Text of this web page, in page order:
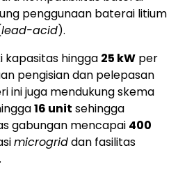
penggunaan baterai litium
lead-acid).
kapasitas hingga 25 kW per
pengisian dan pelepasan
ini juga mendukung skema
16 unit sehingga
gabungan mencapai 400
microgriddan fasilitas